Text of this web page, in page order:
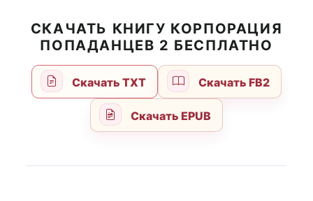
СКАЧАТЬ КНИГУ КОРПОРАЦИЯ
ПОПАДАНЦЕВ 2 БЕСПЛАТНО
Скачать TXT Скачать FB2
Скачать EPUB